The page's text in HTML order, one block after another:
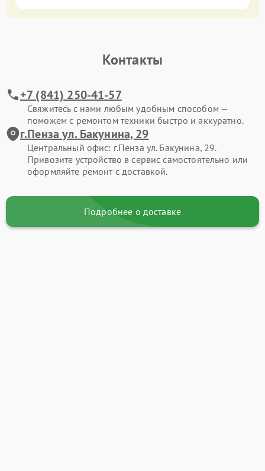
Контакты
+7 (841) 250-41-57
Свяжитесь с нами любым удобным способом —
поможем с ремонтом техники быстро и аккуратно.
г.Пенза ул. Бакунина, 29
Центральный офис: г.Пенза ул. Бакунина, 29.
Привозите устройство в сервис самостоятельно или
оформляйте ремонт с доставкой.
Подробнее о доставке